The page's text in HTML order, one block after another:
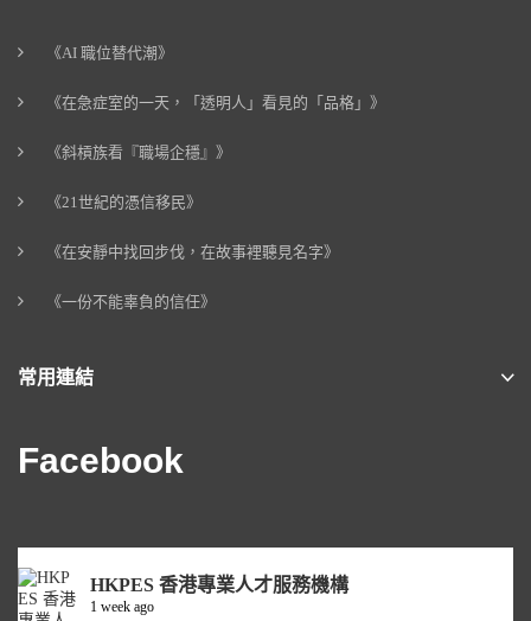
《AI 職位替代潮》
《在急症室的一天，「透明人」看見的「品格」》
《斜槓族看『職場企穩』》
《21世紀的憑信移民》
《在安靜中找回步伐，在故事裡聽見名字》
《一份不能辜負的信任》
常用連結
Facebook
HKPES 香港專業人才服務機構
1 week ago